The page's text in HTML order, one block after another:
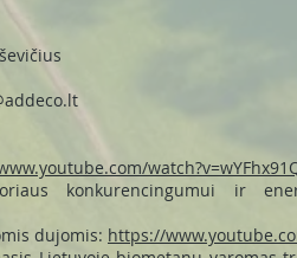
konkurencingumui ir
dujomis: https://